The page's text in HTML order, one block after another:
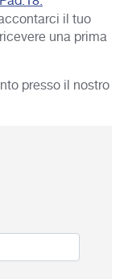
il tuo
una prima
presso il nostro